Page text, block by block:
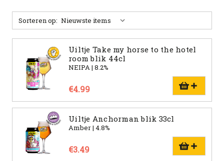
Sorteren op:
Uiltje Take my horse to the hotel
room blik 44cl
NEIPA | 8.2%
€4.99
Uiltje Anchorman blik 33cl
Amber | 4.8%
€3.49